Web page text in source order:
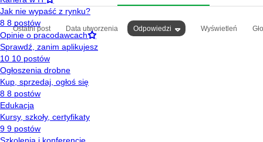
Ostatni post Data utworzenia Odpowiedzi Wyświetleń